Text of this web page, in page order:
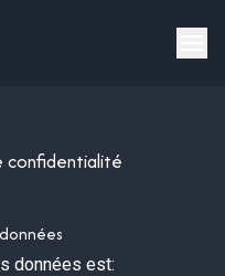
confidentialité
données est: